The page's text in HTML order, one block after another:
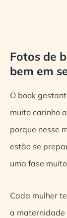
Fotos de
bem em
O book
muito carinho
porque nesse
estão se
uma fase
Cada mulher
a maternidade